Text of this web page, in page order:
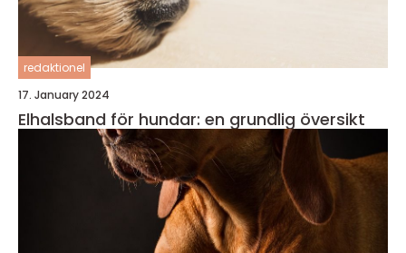
redaktionel
17. January 2024
Elhalsband för hundar: en grundlig översikt